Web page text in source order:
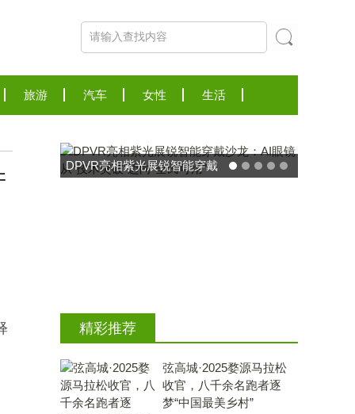
旅游 汽车 女性 生活
荣膺2025食品营养健康创新
力大奖
精彩推荐
弦高城·2025婺源马拉松
收官，八千余名跑者逐
梦“中国最美乡村”